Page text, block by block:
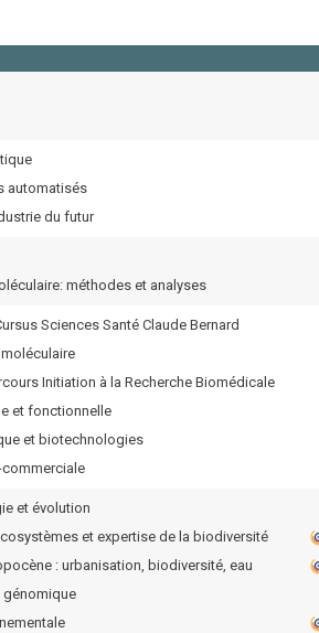
automatisés
du futur
méthodes et analyses
Sciences Santé Claude Bernard
Initiation à la Recherche Biomédicale
et fonctionnelle
et biotechnologies
et évolution
et expertise de la biodiversité
: urbanisation, biodiversité, eau
génomique